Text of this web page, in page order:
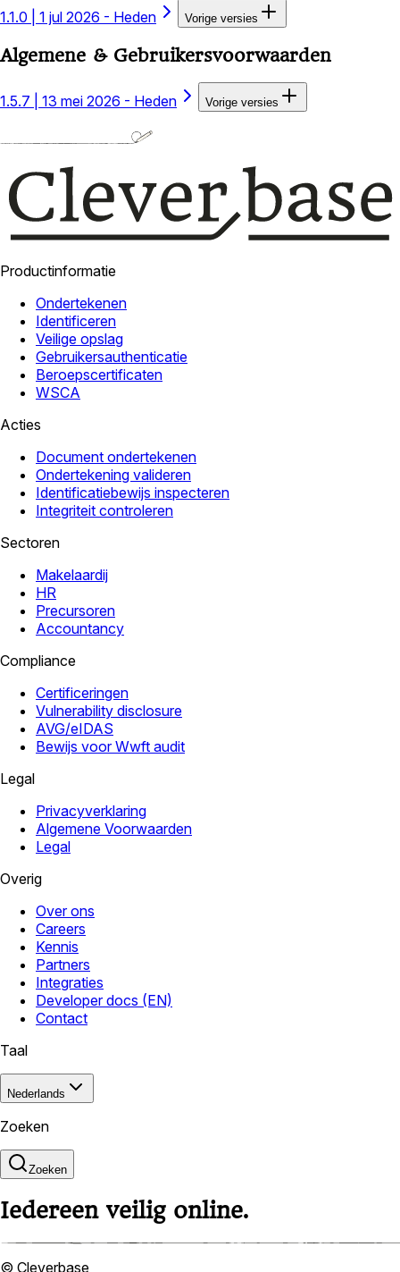
1.1.0 1 jul 2026 - Heden Vorige versies
Algemene & Gebruikersvoorwaarden
1.5.7 13 mei 2026 - Heden Vorige versies
Productinformatie
Ondertekenen
Identificeren
Veilige opslag
Gebruikersauthenticatie
Beroepscertificaten
WSCA
Acties
Document ondertekenen
Ondertekening valideren
Identificatiebewijs inspecteren
Integriteit controleren
Sectoren
Makelaardij
HR
Precursoren
Accountancy
Compliance
Certificeringen
Vulnerability disclosure
AVG/eIDAS
Bewijs voor Wwft audit
Legal
Privacyverklaring
Algemene Voorwaarden
Legal
Overig
Over ons
Careers
Kennis
Partners
Integraties
Developer docs (EN)
Contact
Taal
Nederlands
Zoeken
Zoeken
Iedereen veilig online.
© Cleverbase